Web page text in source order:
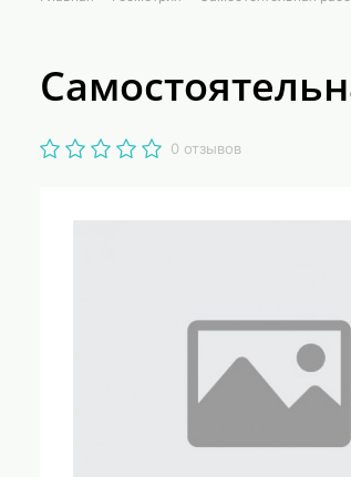
0 отзывов